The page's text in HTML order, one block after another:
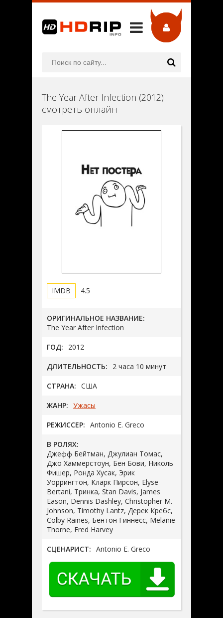
The Year After Infection (2012)
смотреть онлайн
4.5
ОРИГИНАЛЬНОЕ НАЗВАНИЕ:
The Year After Infection
ГОД: 2012
ДЛИТЕЛЬНОСТЬ: 2 часа 10 минут
СТРАНА: США
ЖАНР: Ужасы
РЕЖИССЕР: Antonio E. Greco
В РОЛЯХ:
Джефф Бейтман, Джулиан Томас,
Джо Хаммерстоун, Бен Бови, Николь
Фишер, Ронда Хусак, Эрик
Уоррингтон, Кларк Пирсон, Elyse
Bertani, Тринка, Stan Davis, James
Eason, Dennis Dashley, Christopher M.
Johnson, Timothy Lantz, Дерек Кребс,
Colby Raines, Бентон Гиннесс, Melanie
Thorne, Fred Harvey
СЦЕНАРИСТ: Antonio E. Greco